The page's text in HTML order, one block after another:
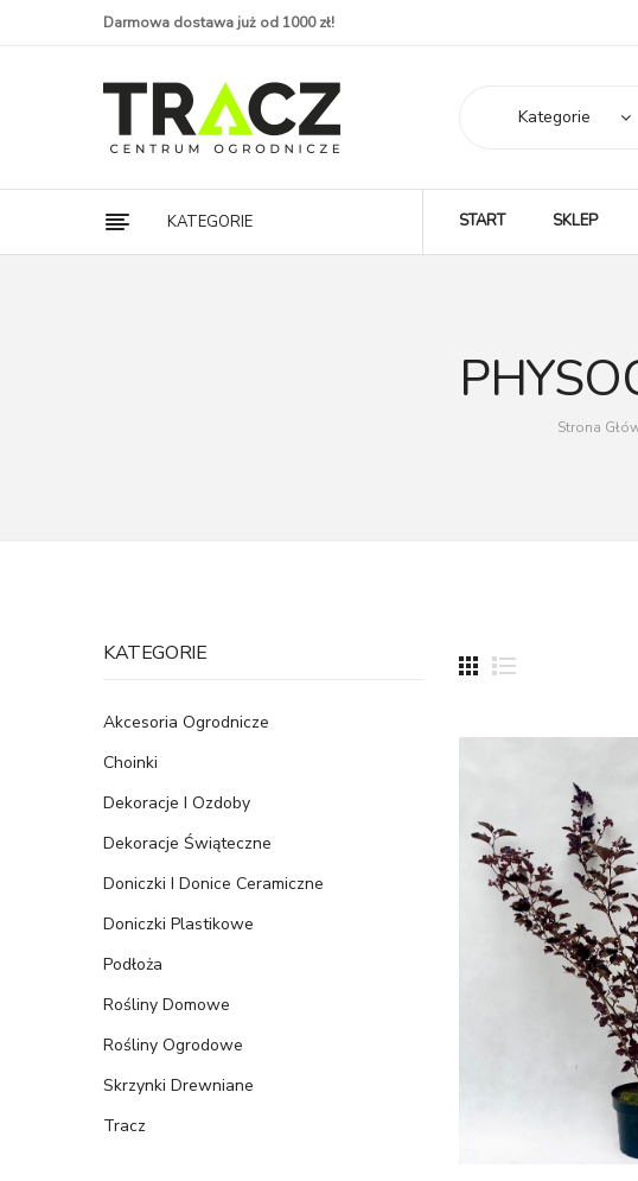
Darmowa dostawa już od 1000 zł!
Kategorie
KATEGORIE START SKLEP
Strona
KATEGORIE
Akcesoria Ogrodnicze
Choinki
Dekoracje I Ozdoby
Dekoracje Świąteczne
Doniczki I Donice Ceramiczne
Doniczki Plastikowe
Podłoża
Rośliny Domowe
Rośliny Ogrodowe
Skrzynki Drewniane
Tracz